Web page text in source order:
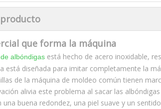
que forma la máquina
albóndigas está hecho de acero inoxidable,
está diseñada para imitar completamente la
de la máquina de moldeo común tienen
alivia este problema al sacar las
una buena redondez, una piel suave y un